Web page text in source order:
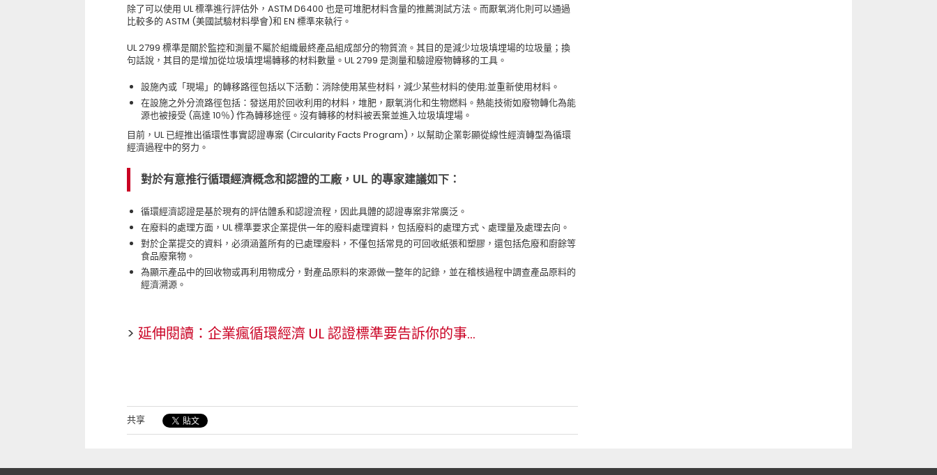
除了可以使用 UL 標準進行評估外，ASTM D6400 也是可堆肥材料含量的推薦測試方法。而厭氧消化則可以通過
比較多的 ASTM (美國試驗材料學會)和 EN 標準來執行。
UL 2799 標準是關於監控和測量不屬於組織最終產品組成部分的物質流。其目的是減少垃圾填埋場的垃圾量；換
句話說，其目的是增加從垃圾填埋場轉移的材料數量。UL 2799 是測量和驗證廢物轉移的工具。
設施內或「現場」的轉移路徑包括以下活動：消除使用某些材料，減少某些材料的使用;並重新使用材料。
在設施之外分流路徑包括：發送用於回收利用的材料，堆肥，厭氧消化和生物燃料。熱能技術如廢物轉化為能
源也被接受 (高達 10％) 作為轉移途徑。沒有轉移的材料被丟棄並進入垃圾填埋場。
目前，UL 已經推出循環性事實認證專案 (Circularity Facts Program)，以幫助企業彰顯從線性經濟轉型為循環
經濟過程中的努力。
對於有意推行循環經濟概念和認證的工廠，UL 的專家建議如下：
循環經濟認證是基於現有的評估體系和認證流程，因此具體的認證專案非常廣泛。
在廢料的處理方面，UL 標準要求企業提供一年的廢料處理資料，包括廢料的處理方式、處理量及處理去向。
對於企業提交的資料，必須涵蓋所有的已處理廢料，不僅包括常見的可回收紙張和塑膠，還包括危廢和廚餘等
食品廢棄物。
為顯示產品中的回收物或再利用物成分，對產品原料的來源做一整年的記錄，並在稽核過程中調查產品原料的
經濟溯源。
> 延伸閱讀：企業瘋循環經濟 UL 認證標準要告訴你的事…
共享